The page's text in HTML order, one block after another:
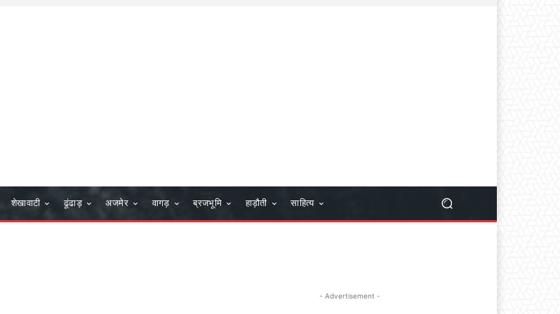
शेखावाटी ढूंढाड़ अजमेर वागड़ ब्रजभूमि हाड़ौती साहित्य
- Advertisement -